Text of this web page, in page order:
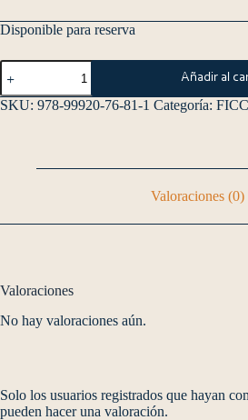
Disponible para reserva
Añadir al
SKU: 978-99920-76-81-1 Categoría:
Valoraciones (0)
Valoraciones
No hay valoraciones aún.
Solo los usuarios registrados que hayan
pueden hacer una valoración.